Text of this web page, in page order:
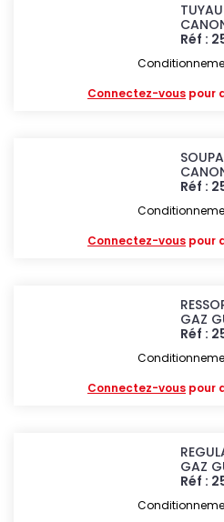
Réf :
Connectez-vous pour
Réf :
Connectez-vous pour
GAZ
Réf :
Connectez-vous pour
GAZ
Réf :